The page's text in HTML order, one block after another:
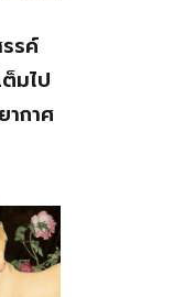
รค์
มไป
ากาศ